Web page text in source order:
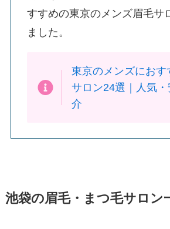
すすめの東京のメンズ眉毛サ
ました。
東京のメンズにおす
サロン24選｜人気
介
池袋の眉毛・まつ毛サロン